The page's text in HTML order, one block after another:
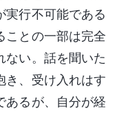
実行不可能である
ことの一部は完全
ない。話を聞いた
き、受け入れはす
あるが、自分が経